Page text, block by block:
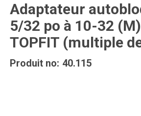
Adaptateur
5/32 po à 10-32
TOPFIT (multiple
Produit no: 40.115